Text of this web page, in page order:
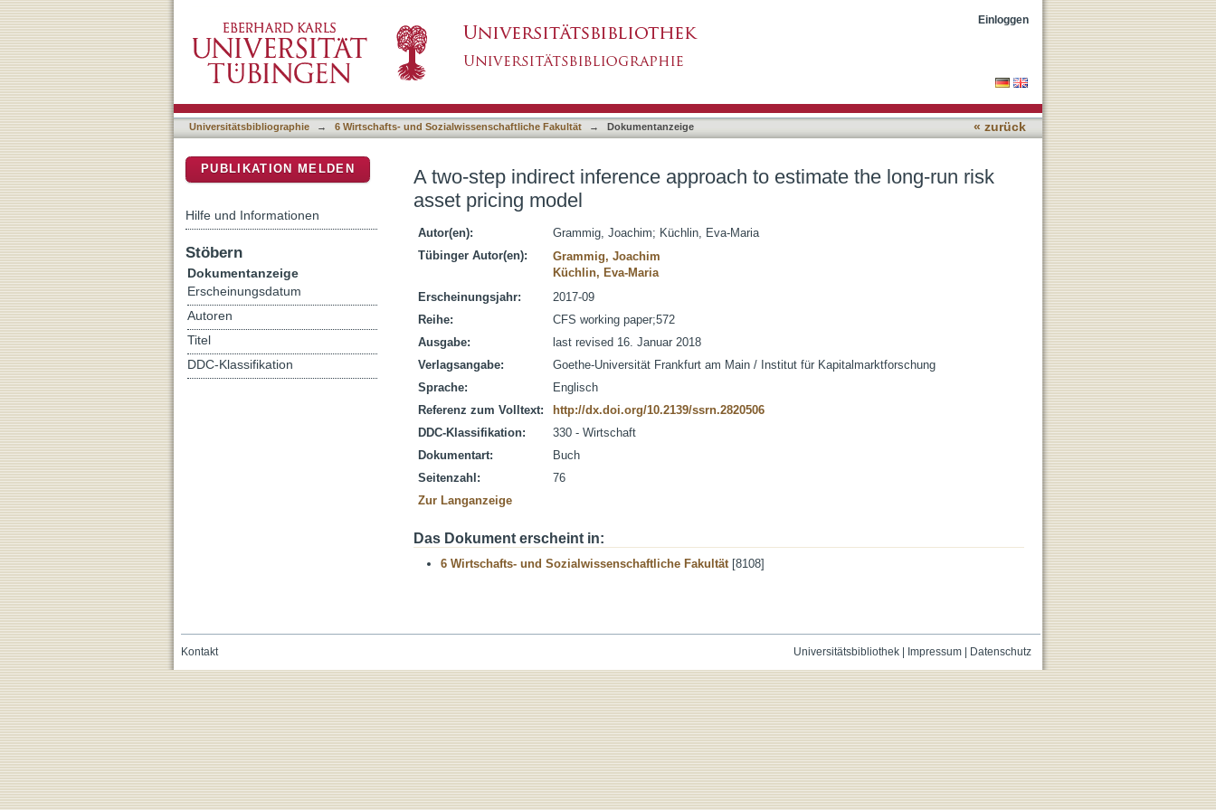
Einloggen
Universitätsbibliographie → 6 Wirtschafts- und Sozialwissenschaftliche Fakultät → Dokumentanzeige « zurück
A two-step indirect inference approach to estimate the long-run risk
asset pricing model
Autor(en): Grammig, Joachim; Küchlin, Eva-Maria
Tübinger Autor(en):
Grammig, Joachim
Küchlin, Eva-Maria
Erscheinungsjahr:
2017-09
Reihe:
CFS working paper;572
Ausgabe:
last revised 16. Januar 2018
Verlagsangabe:
Goethe-Universität Frankfurt am Main / Institut für Kapitalmarktforschung
Sprache:
Englisch
Referenz zum Volltext:
http://dx.doi.org/10.2139/ssrn.2820506
DDC-Klassifikation:
330 - Wirtschaft
Dokumentart:
Buch
Seitenzahl:
76
Zur Langanzeige
Das Dokument erscheint in:
6 Wirtschafts- und Sozialwissenschaftliche Fakultät[8108]
PUBLIKATION MELDEN
Hilfe und Informationen
Stöbern
Dokumentanzeige
Erscheinungsdatum
Autoren
Titel
DDC-Klassifikation
Universitätsbibliothek| Impressum| Datenschutz
Kontakt